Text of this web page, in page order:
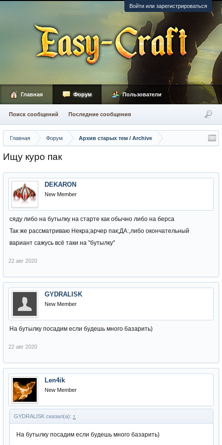
Войти или зарегистрироваться
Главная Форум Архив старых тем / Archive
Ищу куро пак
DEKARON
New Member
сяду либо на бутылку на старте как обычно либо на берса
Так же рассматриваю Некра;арчер пак;ДА:,либо окончательный
вариант сажусь всё таки на "бутылку"
22 авг 2020
GYDRALISK
New Member
На бутылку посадим если будешь много базарить)
22 авг 2020
Len4ik
New Member
GYDRALISK сказал(а): ↑
На бутылку посадим если будешь много базарить)
Главная Форум
Поиск сообщений Последние сообщения
Пользователи